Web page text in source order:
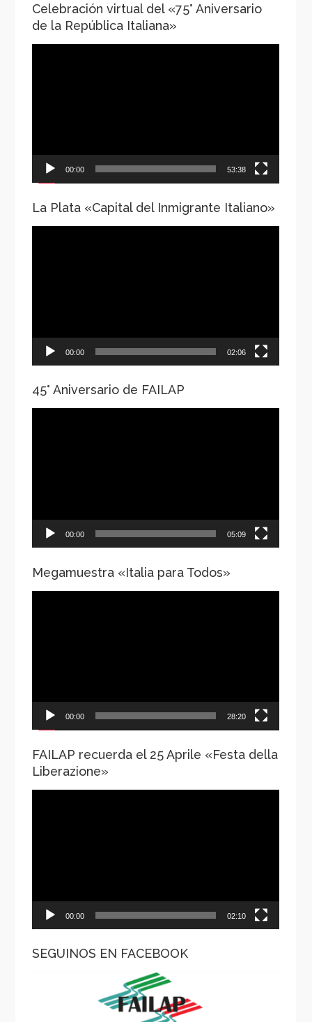
Celebración virtual del «75° Aniversario
de la República Italiana»
00:00 53:38
La Plata «Capital del Inmigrante Italiano»
00:00 02:06
45° Aniversario de FAILAP
00:00 05:09
Megamuestra «Italia para Todos»
00:00 28:20
FAILAP recuerda el 25 Aprile «Festa della
Liberazione»
00:00 02:10
SEGUINOS EN FACEBOOK